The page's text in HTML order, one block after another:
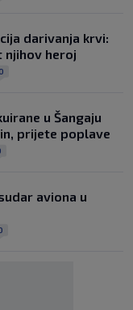
darivanja krvi:
njihov heroj
0
u Šangaju
prijete poplave
aviona u